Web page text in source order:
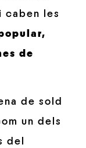
caben les
de
de sold
un dels
del